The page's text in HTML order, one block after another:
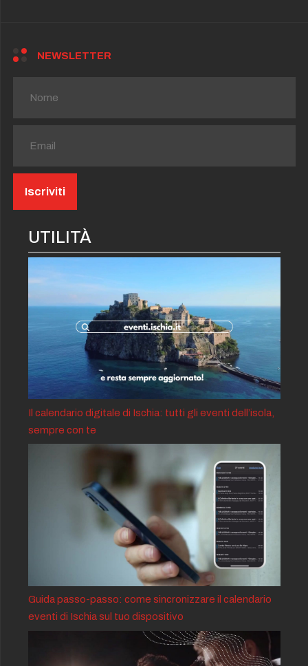
NEWSLETTER
UTILITÀ
Il calendario digitale di Ischia: tutti gli eventi dell’isola,
sempre con te
Guida passo-passo: come sincronizzare il calendario
eventi di Ischia sul tuo dispositivo